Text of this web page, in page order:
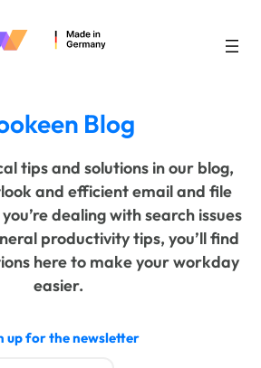
Blog
tips and solutions in our blog,
and efficient email and file
dealing with search issues
productivity tips, you’ll find
here to make your workday
easier.
up for the newsletter